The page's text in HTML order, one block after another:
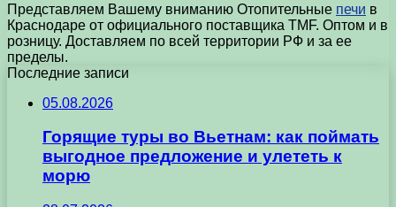
Представляем Вашему вниманию Отопительные печи в
Краснодаре от официального поставщика TMF. Оптом и в
розницу. Доставляем по всей территории РФ и за ее
пределы.
Последние записи
05.08.2026
Горящие туры во Вьетнам: как поймать
выгодное предложение и улететь к
морю